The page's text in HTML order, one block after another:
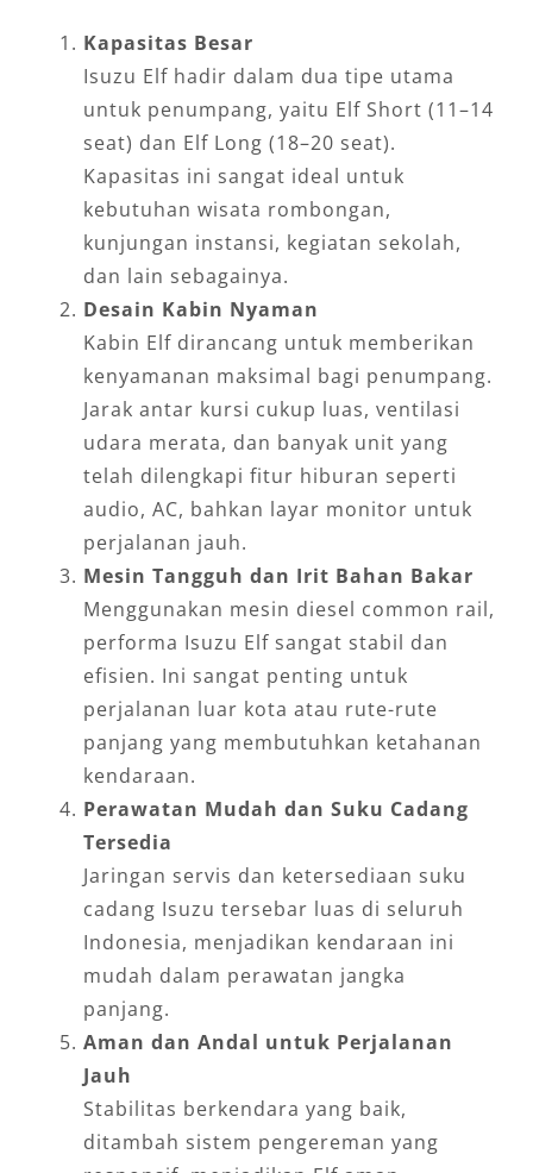
Kapasitas Besar
Isuzu Elf hadir dalam dua tipe utama
untuk penumpang, yaitu Elf Short (11–14
seat) dan Elf Long (18–20 seat).
Kapasitas ini sangat ideal untuk
kebutuhan wisata rombongan,
kunjungan instansi, kegiatan sekolah,
dan lain sebagainya.
Desain Kabin Nyaman
Kabin Elf dirancang untuk memberikan
kenyamanan maksimal bagi penumpang.
Jarak antar kursi cukup luas, ventilasi
udara merata, dan banyak unit yang
telah dilengkapi fitur hiburan seperti
audio, AC, bahkan layar monitor untuk
perjalanan jauh.
Mesin Tangguh dan Irit Bahan Bakar
Menggunakan mesin diesel common rail,
performa Isuzu Elf sangat stabil dan
efisien. Ini sangat penting untuk
perjalanan luar kota atau rute-rute
panjang yang membutuhkan ketahanan
kendaraan.
Perawatan Mudah dan Suku Cadang
Tersedia
Jaringan servis dan ketersediaan suku
cadang Isuzu tersebar luas di seluruh
Indonesia, menjadikan kendaraan ini
mudah dalam perawatan jangka
panjang.
Aman dan Andal untuk Perjalanan
Jauh
Stabilitas berkendara yang baik,
ditambah sistem pengereman yang